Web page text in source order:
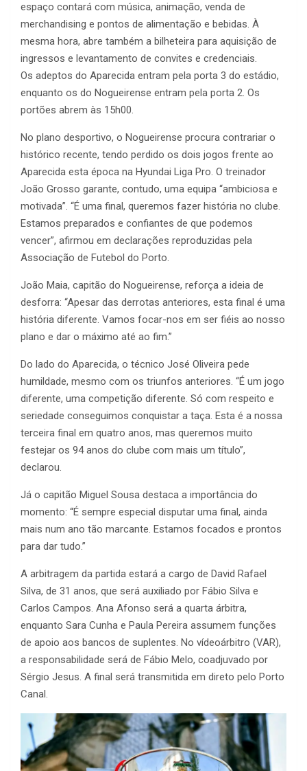
espaço contará com música, animação, venda de
merchandising e pontos de alimentação e bebidas. À
mesma hora, abre também a bilheteira para aquisição de
ingressos e levantamento de convites e credenciais.
Os adeptos do Aparecida entram pela porta 3 do estádio,
enquanto os do Nogueirense entram pela porta 2. Os
portões abrem às 15h00.
No plano desportivo, o Nogueirense procura contrariar o
histórico recente, tendo perdido os dois jogos frente ao
Aparecida esta época na Hyundai Liga Pro. O treinador
João Grosso garante, contudo, uma equipa “ambiciosa e
motivada”. “É uma final, queremos fazer história no clube.
Estamos preparados e confiantes de que podemos
vencer”, afirmou em declarações reproduzidas pela
Associação de Futebol do Porto.
João Maia, capitão do Nogueirense, reforça a ideia de
desforra: “Apesar das derrotas anteriores, esta final é uma
história diferente. Vamos focar-nos em ser fiéis ao nosso
plano e dar o máximo até ao fim.”
Do lado do Aparecida, o técnico José Oliveira pede
humildade, mesmo com os triunfos anteriores. “É um jogo
diferente, uma competição diferente. Só com respeito e
seriedade conseguimos conquistar a taça. Esta é a nossa
terceira final em quatro anos, mas queremos muito
festejar os 94 anos do clube com mais um título”,
declarou.
Já o capitão Miguel Sousa destaca a importância do
momento: “É sempre especial disputar uma final, ainda
mais num ano tão marcante. Estamos focados e prontos
para dar tudo.”
A arbitragem da partida estará a cargo de David Rafael
Silva, de 31 anos, que será auxiliado por Fábio Silva e
Carlos Campos. Ana Afonso será a quarta árbitra,
enquanto Sara Cunha e Paula Pereira assumem funções
de apoio aos bancos de suplentes. No vídeoárbitro (VAR),
a responsabilidade será de Fábio Melo, coadjuvado por
Sérgio Jesus. A final será transmitida em direto pelo Porto
Canal.